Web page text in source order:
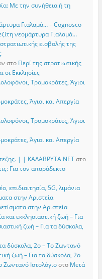
Με την συνήθεια ή τη
Γιαλαμά… – Cognosco
νεομάρτυρα Γιαλαμά…
εισβολής της
στο Περί της στρατιωτικής
οι Εκκλησίες
Τρομοκράτες, Άγιοι
Άγιοι και Απεργία
Τρομοκράτες, Άγιοι
Άγιοι και Απεργία
| | ΚΑΛΑΒΡΥΤΑ ΝΕΤστο
Για τον απαράδεκτο
5G, λιμάνια
στην Αριστεία
στην Αριστεία
εκκλησιαστική ζωή – Για
ζωή – Για τα δύσκολα,
δύσκολα, 2ο – Το Zωντανό
ζωή – Για τα δύσκολα, 2ο
Iστολόγιοστο Μετά